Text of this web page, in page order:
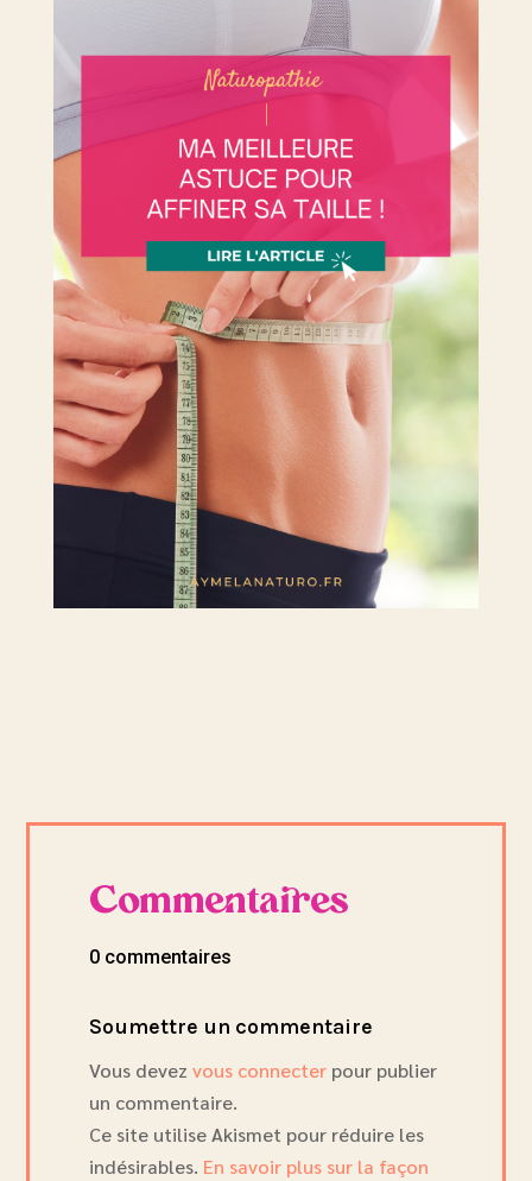
Commentaires
0 commentaires
Soumettre un commentaire
Vous devezvous connecter pour publier
un commentaire.
Ce site utilise Akismet pour réduire les
indésirables. En savoir plus sur la façon